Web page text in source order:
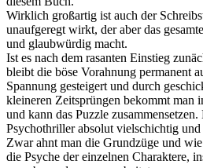
Wirklich großartig ist auch der
unaufgeregt wirkt, der aber das
und glaubwürdig macht.
Ist es nach dem rasanten Einstieg
bleibt die böse Vorahnung permanent
Spannung gesteigert und durch
kleineren Zeitsprüngen bekommt man
und kann das Puzzle
Psychothriller absolut vielschichtig
Zwar ahnt man die Grundzüge und
die Psyche der einzelnen Charaktere,